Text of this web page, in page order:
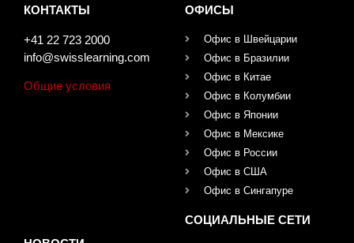
КОНТАКТЫ
+41 22 723 2000
info@swisslearning.com
Общие условия
ОФИСЫ
Офис в Швейцарии
Офис в Бразилии
Офис в Китае
Офис в Колумбии
Офис в Японии
Офис в Мексике
Офис в России
Офис в США
Офис в Сингапуре
СОЦИАЛЬНЫЕ СЕТИ